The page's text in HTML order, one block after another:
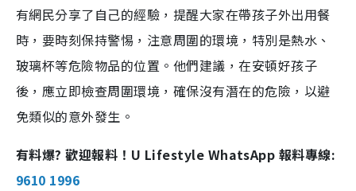
有網民分享了自己的經驗，提醒大家在帶孩子外出用餐
時，要時刻保持警惕，注意周圍的環境，特別是熱水、
玻璃杯等危險物品的位置。他們建議，在安頓好孩子
後，應立即檢查周圍環境，確保沒有潛在的危險，以避
免類似的意外發生。
有料爆? 歡迎報料！U Lifestyle WhatsApp 報料專線:
9610 1996